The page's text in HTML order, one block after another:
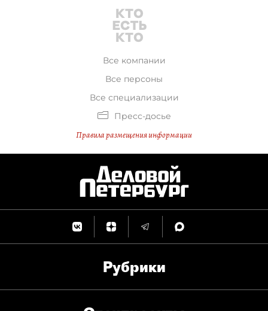
Все компании
Все персоны
Все специализации
Пресс-досье
Правила размещения информации
Рубрики